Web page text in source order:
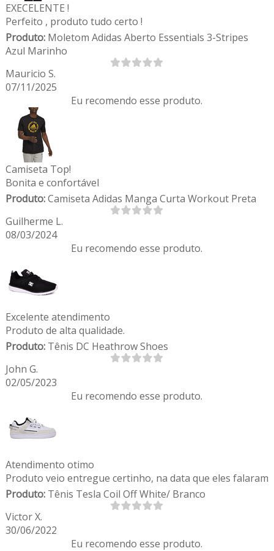
EXECELENTE !
Perfeito , produto tudo certo !
Produto:Moletom Adidas Aberto Essentials 3-Stripes
Azul Marinho
Mauricio S.
07/11/2025
Eu recomendo esse produto.
Camiseta Top!
Bonita e confortável
Produto:Camiseta Adidas Manga Curta Workout Preta
Guilherme L.
08/03/2024
Eu recomendo esse produto.
Excelente atendimento
Produto de alta qualidade.
Produto:Tênis DC Heathrow Shoes
John G.
02/05/2023
Eu recomendo esse produto.
Atendimento otimo
Produto veio entregue certinho, na data que eles falaram
Produto:Tênis Tesla Coil Off White/ Branco
Victor X.
30/06/2022
Eu recomendo esse produto.